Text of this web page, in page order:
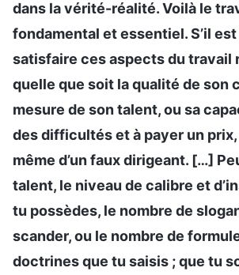
dans la vérité-réalité. Voilà le
fondamental et essentiel. S’il
satisfaire ces aspects du travail
quelle que soit la qualité de son
mesure de son talent, ou sa
des difficultés et à payer un prix,
même d’un faux dirigeant. […]
talent, le niveau de calibre et
tu possèdes, le nombre de
scander, ou le nombre de
doctrines que tu saisis ; que tu